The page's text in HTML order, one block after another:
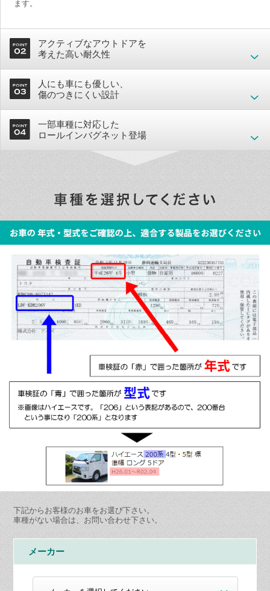
ます。
アクティブなアウトドアを
考えた高い耐久性
人にも車にも優しい、
傷のつきにくい設計
一部車種に対応した
ロールインバグネット登場
下記からお客様のお車をお選び下さい。
車種がない場合は、お問い合わせ下さい。
メーカー